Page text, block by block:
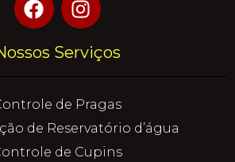
Serviços
de Pragas
de Reservatório d’água
de Cupins